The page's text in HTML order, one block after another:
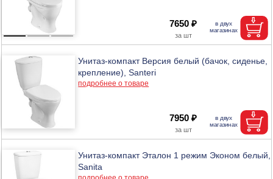
7650 ₽
Унитаз-компакт Версия белый (бачок, сиденье,
крепление), Santeri
подробнее о товаре
7950 ₽
Унитаз-компакт Эталон 1 режим Эконом белый,
Sanita